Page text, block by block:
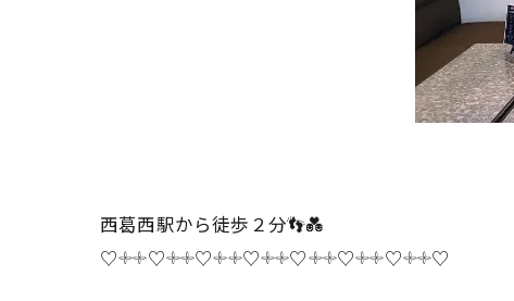
西葛西駅から徒歩２分👣💑
♡𓇬𓇬♡𓇬𓇬♡𓇬𓇬♡𓇬𓇬♡𓇬𓇬♡𓇬𓇬♡𓇬𓇬♡